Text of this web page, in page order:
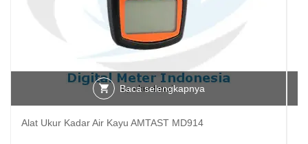
Baca selengkapnya
Alat Ukur Kadar Air Kayu AMTAST MD914